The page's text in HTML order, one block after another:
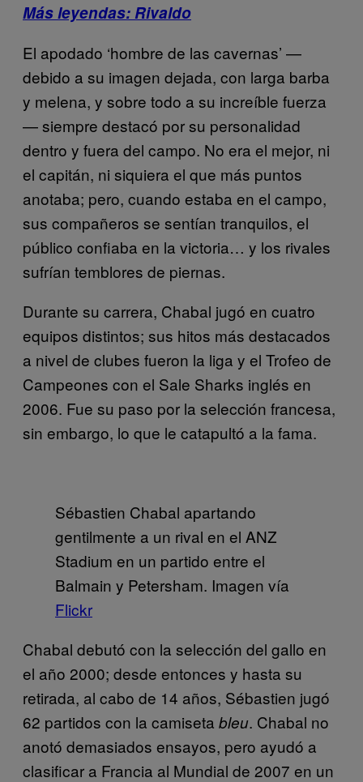
Más leyendas: Rivaldo
El apodado ‘hombre de las cavernas’ —
debido a su imagen dejada, con larga barba
y melena, y sobre todo a su increíble fuerza
— siempre destacó por su personalidad
dentro y fuera del campo. No era el mejor, ni
el capitán, ni siquiera el que más puntos
anotaba; pero, cuando estaba en el campo,
sus compañeros se sentían tranquilos, el
público confiaba en la victoria… y los rivales
sufrían temblores de piernas.
Durante su carrera, Chabal jugó en cuatro
equipos distintos; sus hitos más destacados
a nivel de clubes fueron la liga y el Trofeo de
Campeones con el Sale Sharks inglés en
2006. Fue su paso por la selección francesa,
sin embargo, lo que le catapultó a la fama.
Sébastien Chabal apartando
gentilmente a un rival en el ANZ
Stadium en un partido entre el
Balmain y Petersham. Imagen vía
Flickr
Chabal debutó con la selección del gallo en
el año 2000; desde entonces y hasta su
retirada, al cabo de 14 años, Sébastien jugó
62 partidos con la camiseta bleu. Chabal no
anotó demasiados ensayos, pero ayudó a
clasificar a Francia al Mundial de 2007 en un